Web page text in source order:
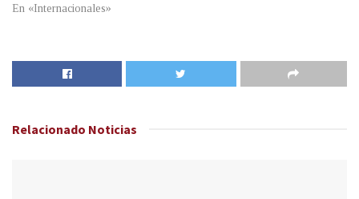
En «Internacionales»
Relacionado Noticias